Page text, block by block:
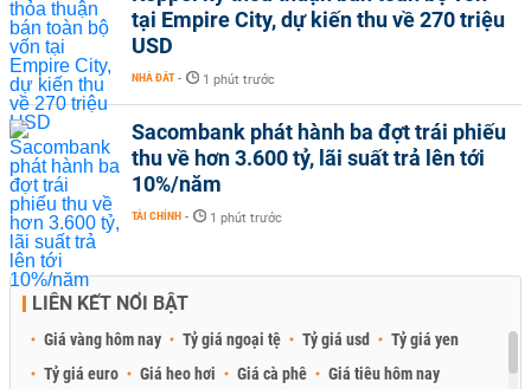
tại Empire City, dự kiến thu về 270 triệu
USD
NHÀ ĐẤT - 1 phút trước
Sacombank phát hành ba đợt trái phiếu
thu về hơn 3.600 tỷ, lãi suất trả lên tới
10%/năm
TÀI CHÍNH - 1 phút trước
LIÊN KẾT NỔI BẬT
Giá vàng hôm nay Tỷ giá ngoại tệ Tỷ giá usd
Tỷ giá yen
Tỷ giá euro
Giá heo hơi Giá cà phê Giá tiêu hôm nay